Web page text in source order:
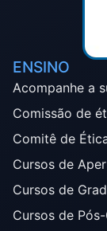
ENSINO
Acompanhe a
Comissão de
Comitê de
Cursos de
Cursos de
Cursos de